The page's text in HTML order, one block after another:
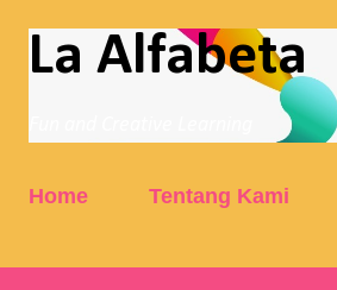
Skip to main content
La Alfabeta
Home Tentang Kami